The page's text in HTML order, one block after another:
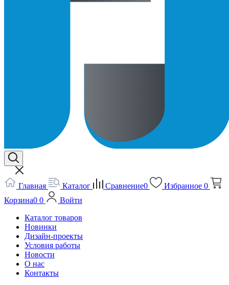
Главная Каталог Сравнение0 Избранное 0
Корзина0 0
Войти
Каталог товаров
Новинки
Дизайн-проекты
Условия работы
Новости
О нас
Контакты